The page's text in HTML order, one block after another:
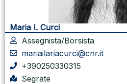
Maria I. Curci
Assegnista/Borsista
mariailariacurci@cnr.it
+390250330315
Segrate